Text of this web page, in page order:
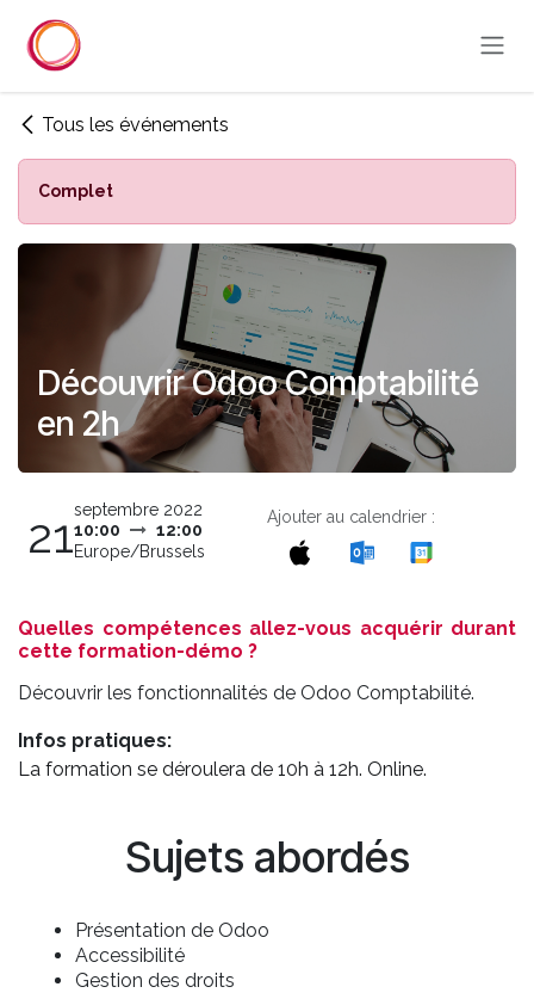
Tous les événements
Complet
Découvrir Odoo Comptabilité
en 2h
21septembre 2022
10:00
12:00
Europe/Brussels
Ajouter au calendrier :
Quelles compétences allez-vous acquérir durant
cette formation-démo ?
Découvrir les fonctionnalités de Odoo Comptabilité.
Infos pratiques:
La formation se déroulera de 10h à 12h. Online.
Sujets abordés
Présentation de Odoo
Accessibilité
Gestion des droits